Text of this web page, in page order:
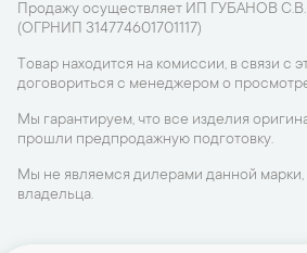
Продажу осуществляет ИП ГУБАНОВ С.В.
(ОГРНИП 314774601701117)
Товар находится на комиссии, в связи с
договориться с менеджером о
Мы гарантируем, что все изделия
прошли предпродажную подготовку.
Мы не являемся дилерами данной
владельца.